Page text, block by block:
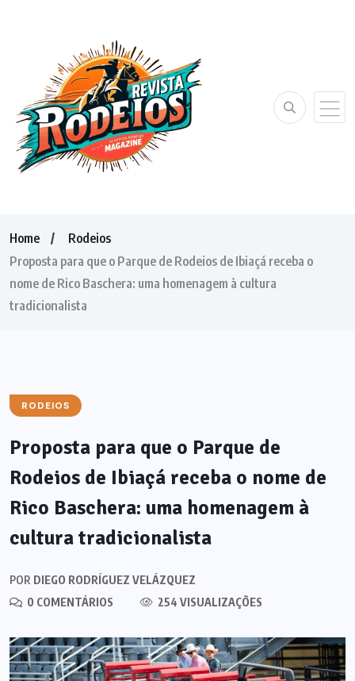
Home
Rodeios
Proposta para que o Parque de Rodeios de Ibiaçá receba o
nome de Rico Baschera: uma homenagem à cultura
tradicionalista
RODEIOS
Proposta para que o Parque de
Rodeios de Ibiaçá receba o nome de
Rico Baschera: uma homenagem à
cultura tradicionalista
POR DIEGO RODRÍGUEZ VELÁZQUEZ
0 COMENTÁRIOS
254 VISUALIZAÇÕES